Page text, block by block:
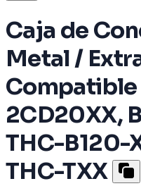
Caja de
Metal /
Compatible
2CD20XX,
THC-B120-
THC-TXX